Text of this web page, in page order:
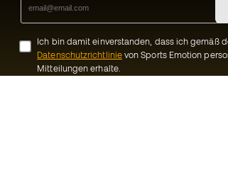
Ich bin damit einverstanden, dass ich gemäß
Datenschutzrichtlinievon Sports Emotion
Mitteilungen erhalte.